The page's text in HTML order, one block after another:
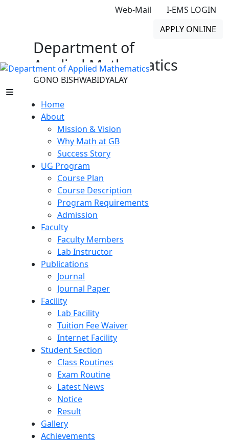
Web-Mail
I-EMS LOGIN
APPLY ONLINE
Department of
Applied Mathematics
GONO BISHWABIDYALAY
Home
About
Mission & Vision
Why Math at GB
Success Story
UG Program
Course Plan
Course Description
Program Requirements
Admission
Faculty
Faculty Members
Lab Instructor
Publications
Journal
Journal Paper
Facility
Lab Facility
Tuition Fee Waiver
Internet Facility
Student Section
Class Routines
Exam Routine
Latest News
Notice
Result
Gallery
Achievements